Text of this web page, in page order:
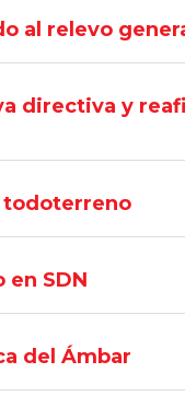
al relevo
directiva y
todoterreno
SDN
del Ámbar